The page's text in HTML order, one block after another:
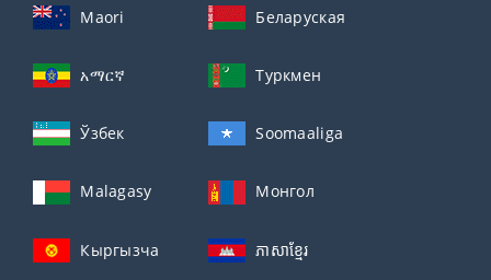
Maori Беларуская
አማርኛ Туркмен
Ўзбек Soomaaliga
Malagasy Монгол
Кыргызча ភាសាខ្មែរ